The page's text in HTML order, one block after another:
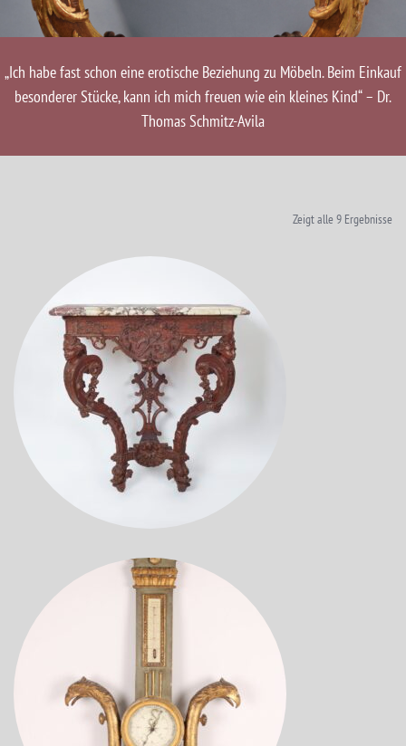
„Ich habe fast schon eine erotische Beziehung zu Möbeln. Beim Einkauf
besonderer Stücke, kann ich mich freuen wie ein kleines Kind“ – Dr.
Thomas Schmitz-Avila
Zeigt alle 9 Ergebnisse